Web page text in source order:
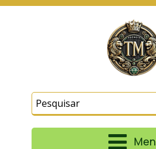
similares para lembrar e entender
nosso site, analisar seu uso de nossos
e serviços, ajudar com nossos esforços
marketing e fornecer conteúdo de
Termos e CondiçõesePolítica